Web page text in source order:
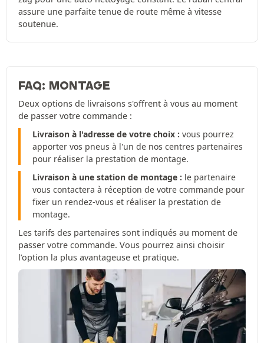
assure une parfaite tenue de route même à vitesse
soutenue.
FAQ: MONTAGE
Deux options de livraisons s'offrent à vous au moment
de passer votre commande :
Livraison à l'adresse de votre choix : vous pourrez
apporter vos pneus à l'un de nos centres partenaires
pour réaliser la prestation de montage.
Livraison à une station de montage : le partenaire
vous contactera à réception de votre commande pour
fixer un rendez-vous et réaliser la prestation de
montage.
Les tarifs des partenaires sont indiqués au moment de
passer votre commande. Vous pourrez ainsi choisir
l’option la plus avantageuse et pratique.